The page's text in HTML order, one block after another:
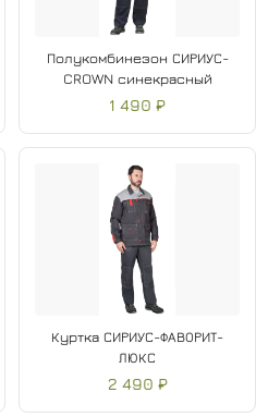
Полукомбинезон СИРИУС-
CROWN синекрасный
1 490 ₽
Куртка СИРИУС-ФАВОРИТ-
ЛЮКС
2 490 ₽